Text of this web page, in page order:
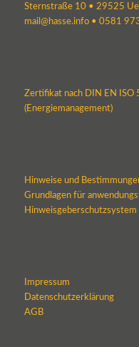
Sternstraße 10 • 29525
mail@hasse.info• 0581
Zertifikat nach DIN EN
(Energiemanagement)
Hinweise und
Grundlagen für
Hinweisgeberschutzsystem
Impressum
Datenschutzerklärung
AGB